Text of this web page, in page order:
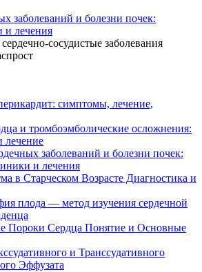
заболеваний и болезни почек:
и лечения
сосудистые заболевания
симптомы, лечение,
и тромбоэмболические осложнения:
лечение
заболеваний и болезни почек:
и лечения
в Старческом Возрасте Диагностика и
плода — метод изучения сердечной
Пороки Сердца Понятие и Основные
и Транссудативного
Эффузата